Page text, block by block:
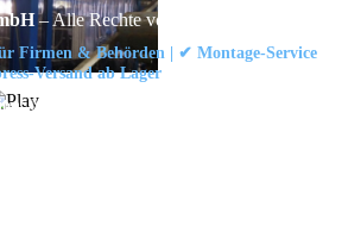
– Alle Rechte vorbehalten.
Firmen & Behörden | ✔ Montage-Service
Versand ab Lager
Montageanleitung (PDF)